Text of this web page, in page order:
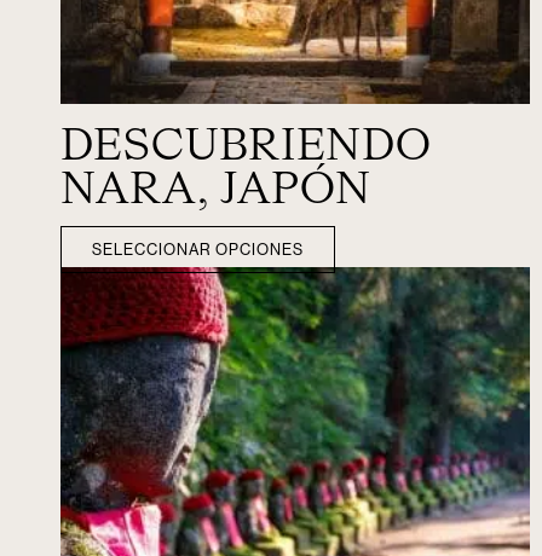
DESCUBRIENDO
NARA, JAPÓN
SELECCIONAR OPCIONES